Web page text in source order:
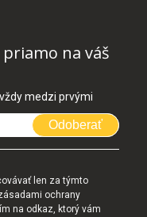
na váš
medzi prvými
Odoberať
len za týmto
ochrany
na odkaz, ktorý vám